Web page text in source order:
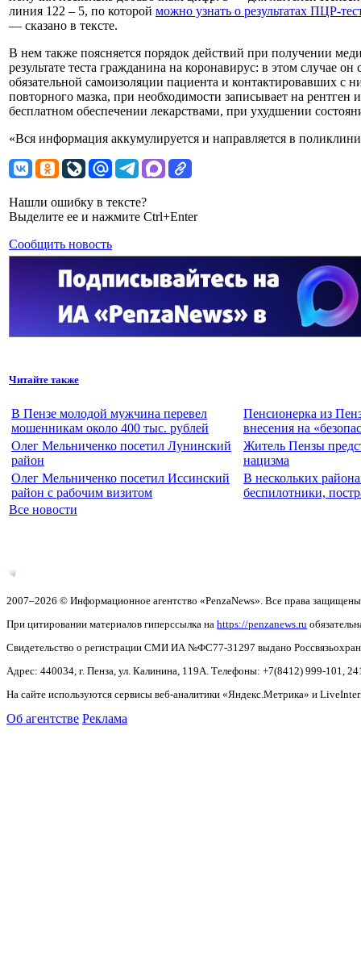
линия 122 – 5, по которой можно узнать о результатах ПЦР-
— сказано в тексте.
В нем также поясняется порядок действий при получении
результате теста гражданина на коронавирус: в этом случае
обязательной самоизоляции пациента и контактировавших с
повторного мазка, при необходимости записывает на
бесплатном обеспечении лекарствами, при ухудшении
«Вся информация аккумулируется и направляется в
Нашли ошибку в тексте?
Выделите ее и нажмите Ctrl+Enter
Сообщить новость
Читайте также
В Пензе молодой мужчина перевел
мошенникам около 400 тыс. рублей
Пенсионерка из
внесения на
Олег Мельниченко посетил Лунинский
район
Житель Пензы
нацизма
Олег Мельниченко посетил Иссинский
район с рабочим визитом
В нескольких
беспилотники,
Все новости
2007–2026 © Информационное агентство «PenzaNews». Все права
При цитировании материалов гиперссылка на https://penzanews.ru
Свидетельство о регистрации СМИ ИА №ФС77-31297 выдано
Адрес: 440034, г. Пенза, ул. Калинина, 119А. Телефоны: +7(8412) 999-101,
На сайте используются сервисы веб-аналитики «Яндекс.Метрика» и
Об агентстве Реклама